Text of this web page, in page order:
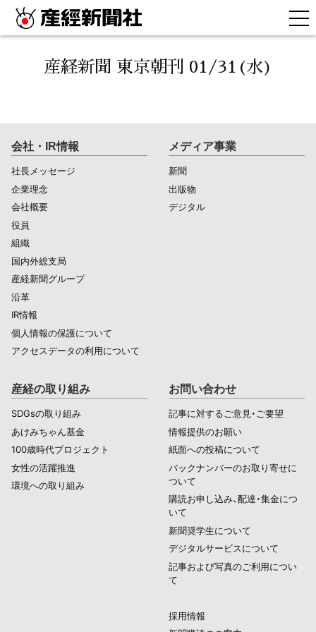
産経新聞 東京朝刊 01/31(水)
会社・IR情報
社長メッセージ
企業理念
会社概要
役員
組織
国内外総支局
産経新聞グループ
沿革
IR情報
個人情報の保護について
アクセスデータの利用について
メディア事業
新聞
出版物
デジタル
産経の取り組み
SDGsの取り組み
あけみちゃん基金
100歳時代プロジェクト
女性の活躍推進
環境への取り組み
お問い合わせ
記事に対するご意見・ご要望
情報提供のお願い
紙面への投稿について
バックナンバーのお取り寄せに
ついて
購読お申し込み、配達・集金につ
いて
新聞奨学生について
デジタルサービスについて
記事および写真のご利用につい
て
採用情報